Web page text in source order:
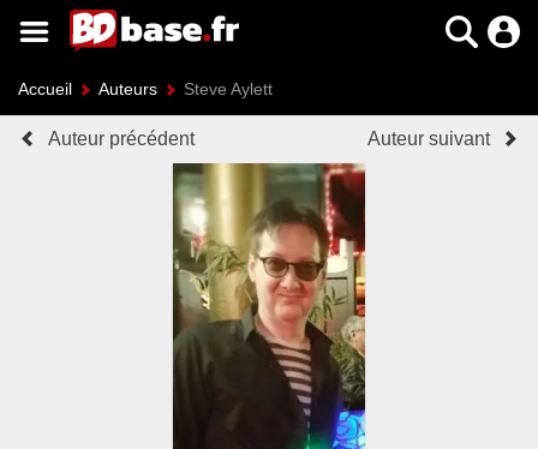
Accueil Auteurs Steve Aylett
Auteur précédent Auteur suivant